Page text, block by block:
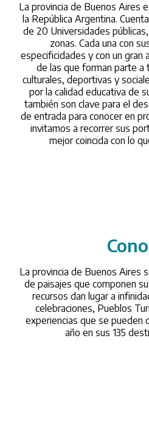
La provincia de Buenos Aires
la República Argentina.
de 20 Universidades
zonas. Cada una con
especificidades y con un gran
de las que forman parte a
culturales, deportivas y
por la calidad educativa de
también son clave para el
de entrada para conocer en
invitamos a recorrer sus
mejor coincida con lo
/
La provincia de Buenos Aires
de paisajes que componen
recursos dan lugar a
celebraciones, Pueblos
experiencias que se pueden
año en sus 135